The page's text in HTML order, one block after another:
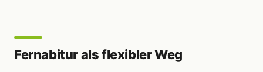
Fernabitur als flexibler Weg